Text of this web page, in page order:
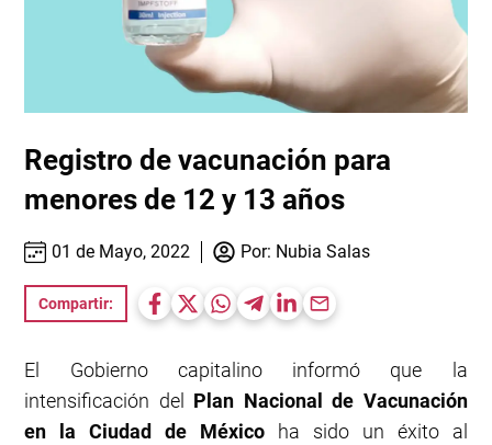
Registro de vacunación para
menores de 12 y 13 años
01 de Mayo, 2022 Por: Nubia Salas
Compartir:
El Gobierno capitalino informó que la
intensificación del Plan Nacional de Vacunación
en la Ciudad de México ha sido un éxito al